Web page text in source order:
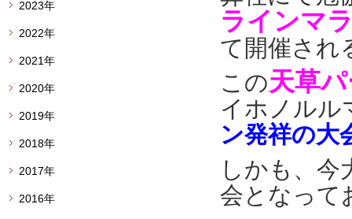
ラインマ
て開催され
この天草
イホノルル
ン発祥の大
しかも、今
会となって
2023年
2022年
2021年
2020年
2019年
2018年
2017年
2016年